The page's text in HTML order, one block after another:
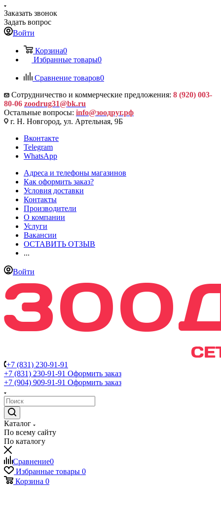
Заказать звонок
Задать вопрос
Войти
Корзина0
Избранные товары0
Сравнение товаров0
Сотрудничество и коммерческие предложения: 8 (920) 003-
80-06 zoodrug31@bk.ru
Остальные вопросы: info@зоодруг.рф
г. Н. Новгород, ул. Артельная, 9Б
Вконтакте
Telegram
WhatsApp
Адреса и телефоны магазинов
Как оформить заказ?
Условия доставки
Контакты
Производители
О компании
Услуги
Вакансии
ОСТАВИТЬ ОТЗЫВ
...
Войти
+7 (831) 230-91-91
+7 (831) 230-91-91 Оформить заказ
+7 (904) 909-91-91 Оформить заказ
Каталог
По всему сайту
По каталогу
Сравнение0
Избранные товары 0
Корзина 0